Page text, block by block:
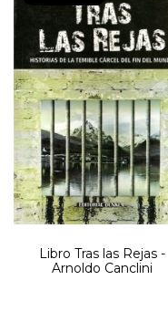
Libro Tras las Rejas -
Arnoldo Canclini